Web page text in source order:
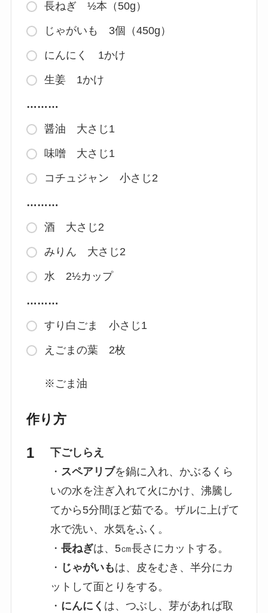
長ねぎ ½本（50g）
じゃがいも 3個（450g）
にんにく 1かけ
生姜 1かけ
………
醤油 大さじ1
味噌 大さじ1
コチュジャン 小さじ2
………
酒 大さじ2
みりん 大さじ2
水 2½カップ
………
すり白ごま 小さじ1
えごまの葉 2枚
※ごま油
作り方
下ごしらえ
・ スペアリブを鍋に入れ、かぶるくら
いの水を注ぎ入れて火にかけ、沸騰し
てから5分間ほど茹でる。ザルに上げて
水で洗い、水気をふく。
・ 長ねぎは、5㎝長さにカットする。
・ じゃがいもは、皮をむき、半分にカ
ットして面とりをする。
・ にんにく は、つぶし、芽があれば取